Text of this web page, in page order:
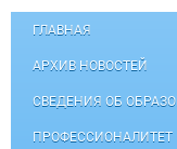
ГЛАВНАЯ
АРХИВ НОВОСТЕЙ
СВЕДЕНИЯ ОБ
ПРОФЕССИОНАЛИТЕТ